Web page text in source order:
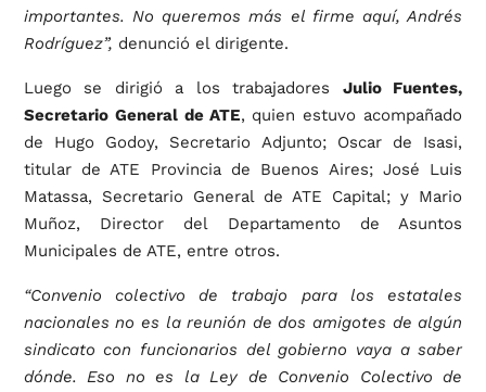
importantes. No queremos más el firme aquí, Andrés
Rodríguez”, denunció el dirigente.
Luego se dirigió a los trabajadores Julio Fuentes,
Secretario General de ATE, quien estuvo acompañado
de Hugo Godoy, Secretario Adjunto; Oscar de Isasi,
titular de ATE Provincia de Buenos Aires; José Luis
Matassa, Secretario General de ATE Capital; y Mario
Muñoz, Director del Departamento de Asuntos
Municipales de ATE, entre otros.
“Convenio colectivo de trabajo para los estatales
nacionales no es la reunión de dos amigotes de algún
sindicato con funcionarios del gobierno vaya a saber
dónde. Eso no es la Ley de Convenio Colectivo de